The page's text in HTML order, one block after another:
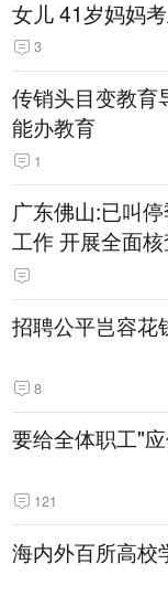
女儿 41岁妈妈
3
传销头目变教育
能办教育
1
广东佛山:已叫
工作 开展全面
招聘公平岂容花
8
要给全体职工"
121
海内外百所高校